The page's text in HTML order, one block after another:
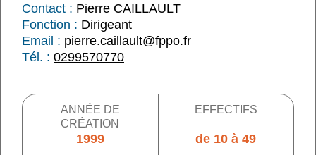
Contact : Pierre CAILLAULT
Fonction : Dirigeant
Email : pierre.caillault@fppo.fr
Tél. : 0299570770
ANNÉE DE
CRÉATION
1999
EFFECTIFS
de 10 à 49